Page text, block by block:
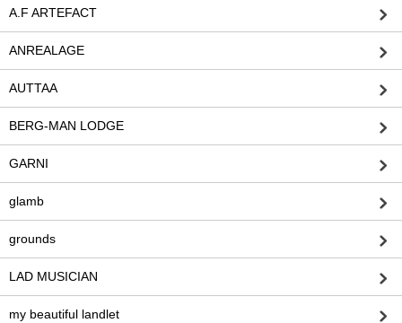
A.F ARTEFACT
ANREALAGE
AUTTAA
BERG-MAN LODGE
GARNI
glamb
grounds
LAD MUSICIAN
my beautiful landlet